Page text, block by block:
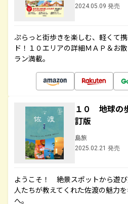
2024.05.09 発売
ぷらっと街歩きを楽しむ、軽くて
ド！１０エリアの詳細ＭＡＰ＆お
ラン満載。
１０ 地球
訂版
島旅
2025.02.21 発売
ようこそ！ 絶景スポットから遊
人たちが教えてくれた佐渡の魅力
へ。